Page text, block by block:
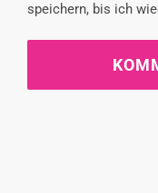
speichern, bis ich